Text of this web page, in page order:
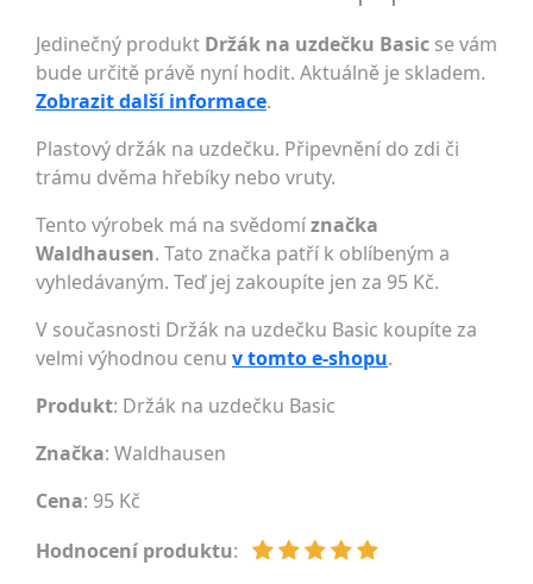
Jedinečný produkt Držák na uzdečku Basic se vám
bude určitě právě nyní hodit. Aktuálně je skladem.
Zobrazit další informace.
Plastový držák na uzdečku. Připevnění do zdi či
trámu dvěma hřebíky nebo vruty.
Tento výrobek má na svědomíznačka
Waldhausen. Tato značka patří k oblíbeným a
vyhledávaným. Teď jej zakoupíte jen za 95 Kč.
V současnosti Držák na uzdečku Basic koupíte za
velmi výhodnou cenu v tomto e-shopu.
Produkt: Držák na uzdečku Basic
Značka: Waldhausen
Cena: 95 Kč
Hodnocení produktu: